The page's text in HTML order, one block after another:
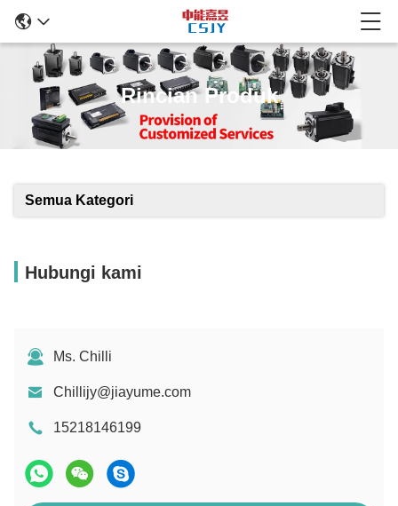
Rincian Produk
Semua Kategori
Hubungi kami
Ms. Chilli
Chillijy@jiayume.com
15218146199